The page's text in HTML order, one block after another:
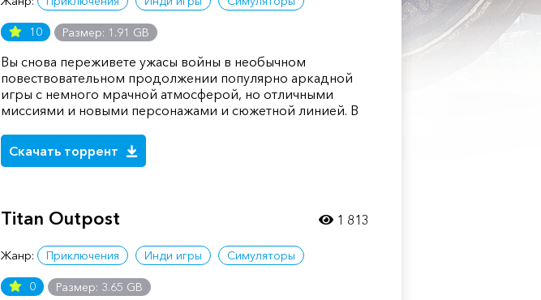
10 Размер: 1.91 GB
Вы снова переживете ужасы войны в необычном
повествовательном продолжении популярно аркадной
игры с немного мрачной атмосферой, но отличными
миссиями и новыми персонажами и сюжетной линией. В
Скачать торрент
Titan Outpost
Жанр: Приключения Инди игры Симуляторы
0 Размер: 3.65 GB
1 813